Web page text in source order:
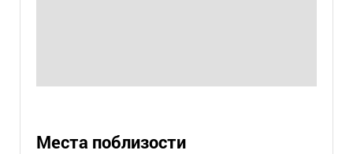
Места поблизости